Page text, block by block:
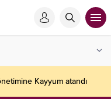
Kayyum atandı